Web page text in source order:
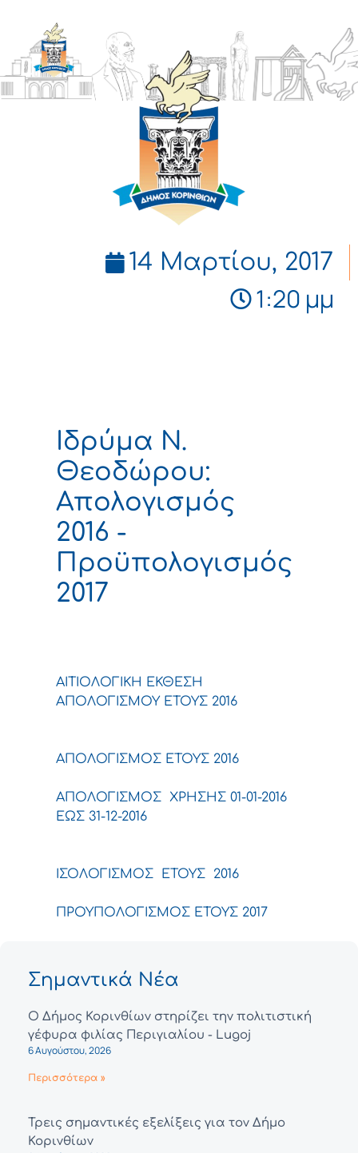
ΔΗΜΟΣ
ΚΟΡΙΝΘΙΩΝ
14 Μαρτίου, 2017
1:20 μμ
Ιδρύμα Ν.
Θεοδώρου:
Απολογισμός
2016 -
Προϋπολογισμός
2017
ΑΙΤΙΟΛΟΓΙΚΗ ΕΚΘΕΣΗ
ΑΠΟΛΟΓΙΣΜΟΥ ΕΤΟΥΣ 2016
ΑΠΟΛΟΓΙΣΜΟΣ ΕΤΟΥΣ 2016
ΑΠΟΛΟΓΙΣΜΟΣ ΧΡΗΣΗΣ 01-01-2016
ΕΩΣ 31-12-2016
ΙΣΟΛΟΓΙΣΜΟΣ ΕΤΟΥΣ 2016
ΠΡΟΥΠΟΛΟΓΙΣΜΟΣ ΕΤΟΥΣ 2017
Σημαντικά Νέα
Ο Δήμος Κορινθίων στηρίζει την πολιτιστική
γέφυρα φιλίας Περιγιαλίου - Lugoj
6 Αυγούστου, 2026
Περισσότερα »
Τρεις σημαντικές εξελίξεις για τον Δήμο
Κορινθίων